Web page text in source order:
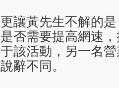
更讓黃先生不解的
是否需要提高網速
于該活動，另一名
說辭不同。